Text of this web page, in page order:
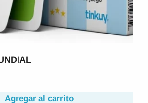
TERROR
Agregar al carrito